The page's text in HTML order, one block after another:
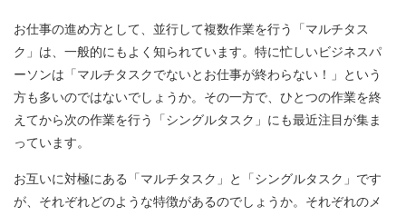
お仕事の進め方として、並行して複数作業を行う「マルチタス
ク」は、一般的にもよく知られています。特に忙しいビジネスパ
ーソンは「マルチタスクでないとお仕事が終わらない！」という
方も多いのではないでしょうか。その一方で、ひとつの作業を終
えてから次の作業を行う「シングルタスク」にも最近注目が集ま
っています。
お互いに対極にある「マルチタスク」と「シングルタスク」です
が、それぞれどのような特徴があるのでしょうか。それぞれのメ